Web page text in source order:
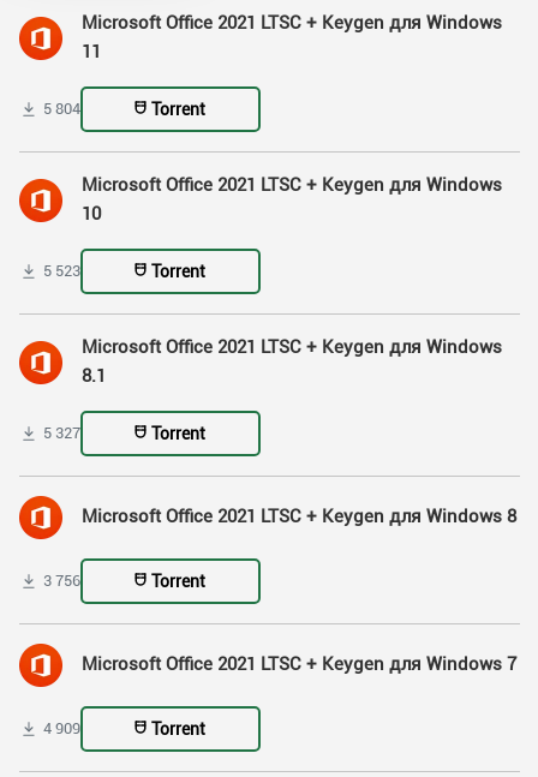
Microsoft Office 2021 LTSC + Keygen для Windows
11
5 804 Torrent
Microsoft Office 2021 LTSC + Keygen для Windows
10
5 523 Torrent
Microsoft Office 2021 LTSC + Keygen для Windows
8.1
5 327 Torrent
Microsoft Office 2021 LTSC + Keygen для Windows 8
3 756 Torrent
Microsoft Office 2021 LTSC + Keygen для Windows 7
4 909 Torrent